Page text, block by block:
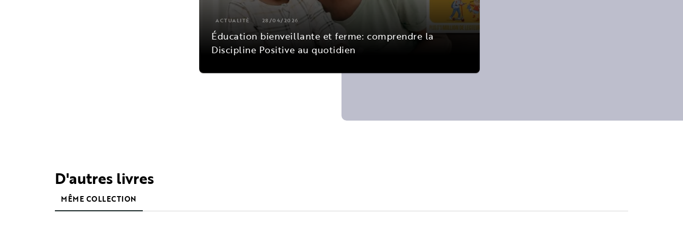
ACTUALITÉ 28/04/2026
Éducation bienveillante et ferme: comprendre la
Discipline Positive au quotidien
D'autres livres
MÊME COLLECTION